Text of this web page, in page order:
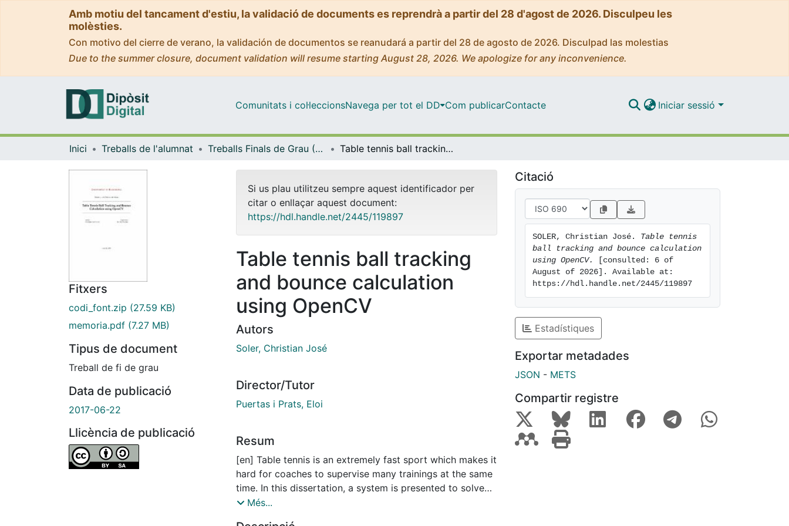
Amb motiu del tancament d'estiu, la validació de documents es reprendrà a partir del 28 d'agost de 2026. Disculpeu les
molèsties.
Con motivo del cierre de verano, la validación de documentos se reanudará a partir del 28 de agosto de 2026. Disculpad las molestias
Due to the summer closure, document validation will resume starting August 28, 2026. We apologize for any inconvenience.
Comunitats i col·leccionsNavega per tot el DD Com publicarContacte Iniciar sessió
Inici Treballs de l'alumnat Treballs Finals de Grau (TFG) - Enginyeria Informàtica Table tennis ball tracking and bounce calculation using OpenCV
Fitxers
codi_font.zip (27.59 KB)
memoria.pdf (7.27 MB)
Tipus de document
Treball de fi de grau
Data de publicació
2017-06-22
Llicència de publicació
Si us plau utilitzeu sempre aquest identificador per
citar o enllaçar aquest document:
https://hdl.handle.net/2445/119897
Table tennis ball tracking
and bounce calculation
using OpenCV
Autors
Soler, Christian José
Director/Tutor
Puertas i Prats, Eloi
Resum
[en] Table tennis is an extremely fast sport which makes it
hard for coaches to supervise many trainings at the same
time. In this dissertation, a system is presented to solve
that problem using a camera over the ping-pong table
Més...
Citació
SOLER, Christian José. Table tennis
ball tracking and bounce calculation
using OpenCV.
[consulted: 6 of
August of 2026]. Available at:
https://hdl.handle.net/2445/119897
Estadístiques
Exportar metadades
JSON - METS
Compartir registre